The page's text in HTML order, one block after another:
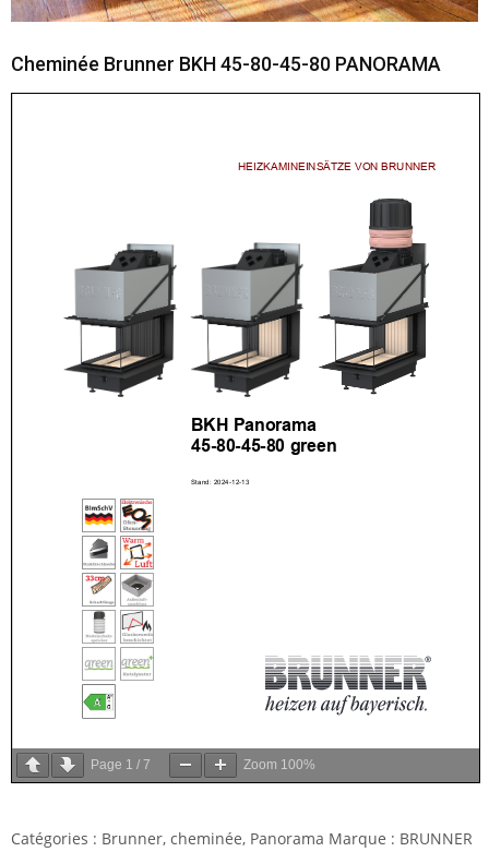
Cheminée Brunner BKH 45-80-45-80 PANORAMA
Page 1 / 7 Zoom 100%
Catégories : Brunner, cheminée, Panorama Marque : BRUNNER